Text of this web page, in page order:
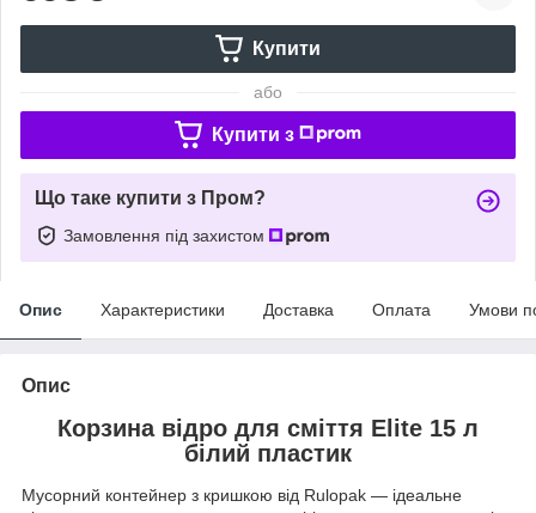
Купити
або
Купити з
Що таке купити з Пром?
Замовлення під захистом
Опис Характеристики Доставка Оплата Умови
Опис
Корзина відро для сміття Elite 15 л
білий пластик
Мусорний контейнер з кришкою від Rulopak — ідеальне